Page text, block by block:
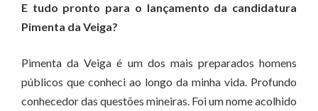
E tudo pronto para o lançamento da candidatura
Pimenta da Veiga?
Pimenta da Veiga é um dos mais preparados homens
públicos que conheci ao longo da minha vida. Profundo
conhecedor das questões mineiras. Foi um nome acolhido